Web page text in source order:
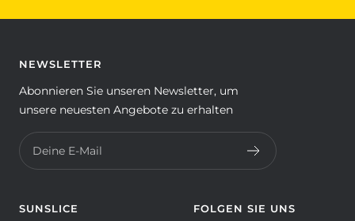
NEWSLETTER
Abonnieren Sie unseren Newsletter, um
unsere neuesten Angebote zu erhalten
Deine E-Mail
SUNSLICE FOLGEN SIE UNS